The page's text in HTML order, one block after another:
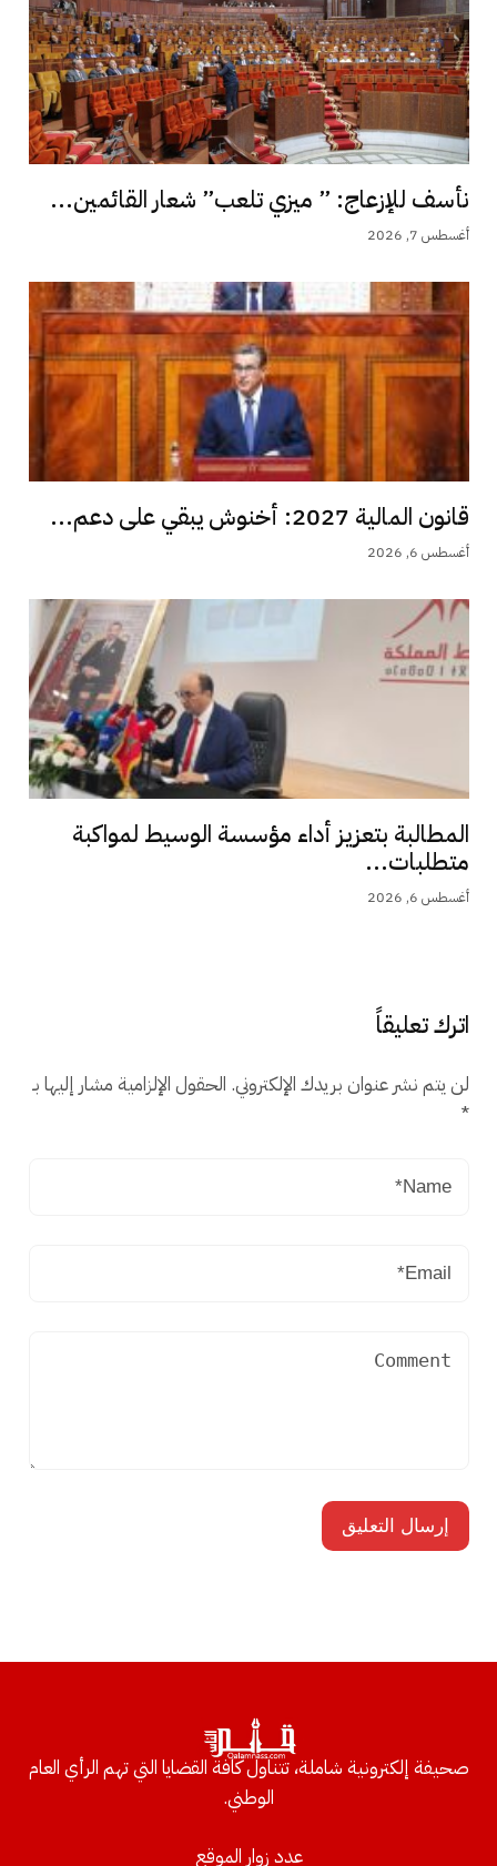
نأسف للإزعاج: ” ميزي تلعب” شعار القائمين...
أغسطس 7, 2026
قانون المالية 2027: أخنوش يبقي على دعم...
أغسطس 6, 2026
المطالبة بتعزيز أداء مؤسسة الوسيط لمواكبة
متطلبات...
أغسطس 6, 2026
اترك تعليقاً
لن يتم نشر عنوان بريدك الإلكتروني. الحقول الإلزامية مشار إليها بـ
*
صحيفة إلكترونية شاملة، تتناول كافة القضايا التي تهم الرأي العام
الوطني.
عدد زوار الموقع